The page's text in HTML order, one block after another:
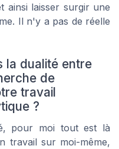
ainsi laisser surgir une
Il n'y a pas de réelle
la dualité entre
de
travail
?
pour moi tout est là
travail sur moi-même,